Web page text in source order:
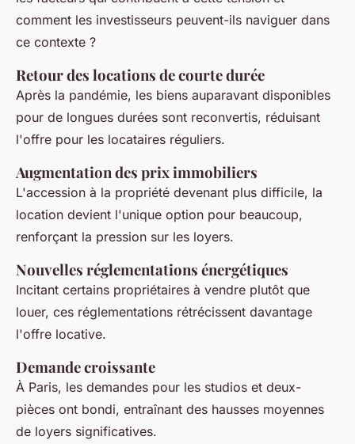
comment les investisseurs peuvent-ils naviguer dans
ce contexte ?
Retour des locations de courte durée
Après la pandémie, les biens auparavant disponibles
pour de longues durées sont reconvertis, réduisant
l'offre pour les locataires réguliers.
Augmentation des prix immobiliers
L'accession à la propriété devenant plus difficile, la
location devient l'unique option pour beaucoup,
renforçant la pression sur les loyers.
Nouvelles réglementations énergétiques
Incitant certains propriétaires à vendre plutôt que
louer, ces réglementations rétrécissent davantage
l'offre locative.
Demande croissante
À Paris, les demandes pour les studios et deux-
pièces ont bondi, entraînant des hausses moyennes
de loyers significatives.